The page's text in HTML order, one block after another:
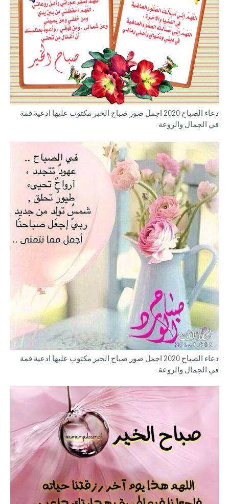
دعاء الصباح 2020 اجمل صور صباح الخير مكتوب عليها ادعية قمة
في الجمال والروعة
دعاء الصباح 2020 اجمل صور صباح الخير مكتوب عليها ادعية قمة
في الجمال والروعة